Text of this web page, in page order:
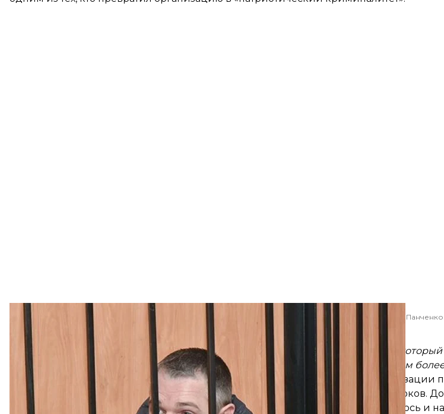
Эдуард Панченко в Приморском районном суде Одессы, который рассматривал дело по обвинению Панченко
«“Галстук” понимал, что на “Правом секторе” можно подзаработать. Это чувак,
за 50 штук баксов в дорогом костюме. Что ему еще делать с этими “детьми”? Тем
бэкграундом Маркова»
, — рассказал hromadske представитель другой организации
Упомянутый Марков — это лидер пророссийской партии «Родина» Игорь Марков.
Панченко был в рядах этой партии. Это, в частности, в конце 2016-го упоминалось и